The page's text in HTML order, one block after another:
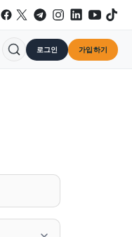
TRXUS$0.3264↓0.30%
로그인 가입하기